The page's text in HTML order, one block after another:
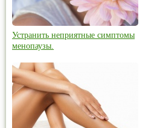
Устранить неприятные симптомы
менопаузы.